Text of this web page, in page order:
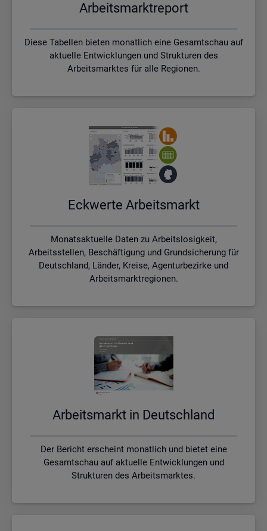
Ar­beits­markt­re­port
Diese Tabellen bieten monatlich eine Gesamtschau auf
aktuelle Entwicklungen und Strukturen des
Arbeitsmarktes für alle Regionen.
Eck­wer­te Ar­beits­markt
Monatsaktuelle Daten zu Arbeitslosigkeit,
Arbeitsstellen, Beschäftigung und Grundsicherung für
Deutschland, Länder, Kreise, Agenturbezirke und
Arbeitsmarktregionen.
Ar­beits­markt in Deutsch­land
Der Bericht erscheint monatlich und bietet eine
Gesamtschau auf aktuelle Entwicklungen und
Strukturen des Arbeitsmarktes.